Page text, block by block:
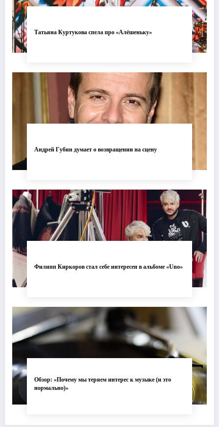
Татьяна Куртукова спела про «Алёшеньку»
Андрей Губин думает о возвращении на сцену
Филипп Киркоров стал себе интересен в альбоме «Uno»
Обзор: «Почему мы теряем интерес к музыке (и это
нормально)»